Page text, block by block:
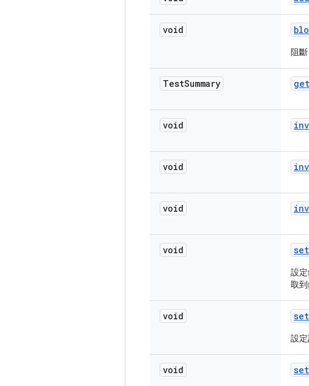
void
阻
TestSummary get
void
void
void
void set
設
取
void set
設
void set